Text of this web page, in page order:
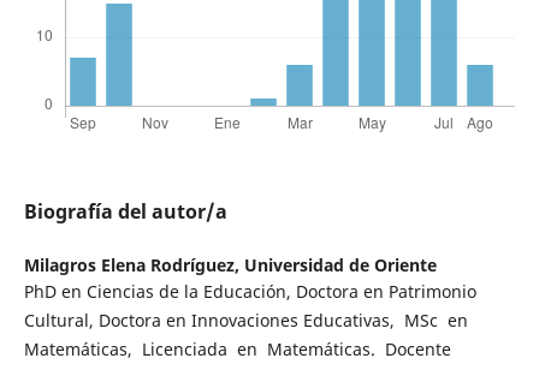
Biografía del autor/a
Milagros Elena Rodríguez, Universidad de Oriente
PhD en Ciencias de la Educación, Doctora en Patrimonio
Cultural, Doctora en Innovaciones Educativas, MSc en
Matemáticas, Licenciada en Matemáticas. Docente